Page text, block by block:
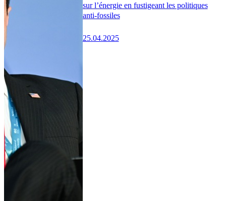
sur l’énergie en fustigeant les politiques
anti-fossiles
25.04.2025